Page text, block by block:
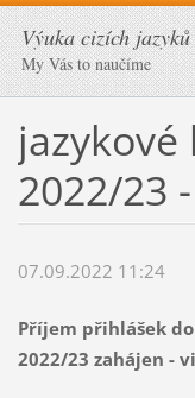
Výuka cizích jazyků
My Vás to naučíme
2022/23
07.09.2022 11:24
Příjem přihlášek
2022/23 zahájen -